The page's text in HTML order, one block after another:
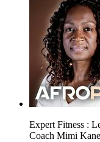
Expert Fitness :
Coach Mimi Kane